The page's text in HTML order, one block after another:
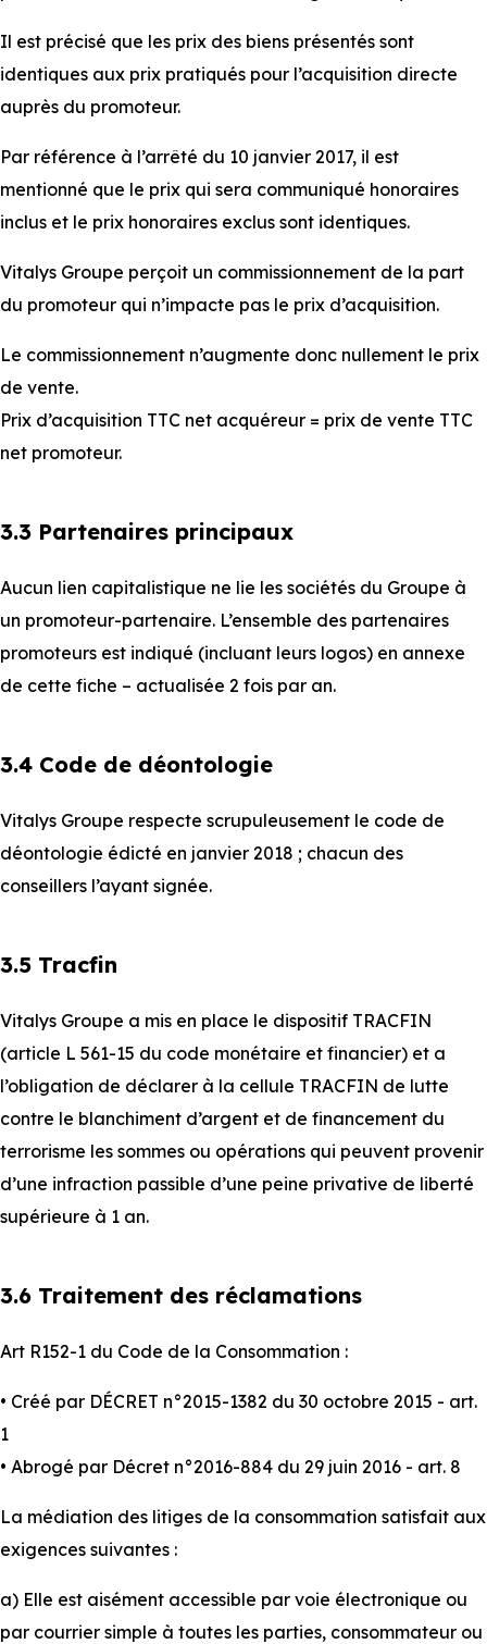
Il est précisé que les prix des biens présentés sont
identiques aux prix pratiqués pour l’acquisition directe
auprès du promoteur.
Par référence à l’arrêté du 10 janvier 2017, il est
mentionné que le prix qui sera communiqué honoraires
inclus et le prix honoraires exclus sont identiques.
Vitalys Groupe perçoit un commissionnement de la part
du promoteur qui n’impacte pas le prix d’acquisition.
Le commissionnement n’augmente donc nullement le prix
de vente.
Prix d’acquisition TTC net acquéreur = prix de vente TTC
net promoteur.
3.3 Partenaires principaux
Aucun lien capitalistique ne lie les sociétés du Groupe à
un promoteur-partenaire. L’ensemble des partenaires
promoteurs est indiqué (incluant leurs logos) en annexe
de cette fiche – actualisée 2 fois par an.
3.4 Code de déontologie
Vitalys Groupe respecte scrupuleusement le code de
déontologie édicté en janvier 2018 ; chacun des
conseillers l’ayant signée.
3.5 Tracfin
Vitalys Groupe a mis en place le dispositif TRACFIN
(article L 561-15 du code monétaire et financier) et a
l’obligation de déclarer à la cellule TRACFIN de lutte
contre le blanchiment d’argent et de financement du
terrorisme les sommes ou opérations qui peuvent provenir
d’une infraction passible d’une peine privative de liberté
supérieure à 1 an.
3.6 Traitement des réclamations
Art R152-1 du Code de la Consommation :
• Créé par DÉCRET n°2015-1382 du 30 octobre 2015 - art.
1
• Abrogé par Décret n°2016-884 du 29 juin 2016 - art. 8
La médiation des litiges de la consommation satisfait aux
exigences suivantes :
a) Elle est aisément accessible par voie électronique ou
par courrier simple à toutes les parties, consommateur ou